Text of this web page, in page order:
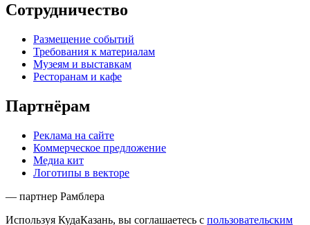
Сотрудничество
Размещение событий
Требования к материалам
Музеям и выставкам
Ресторанам и кафе
Партнёрам
Реклама на сайте
Коммерческое предложение
Медиа кит
Логотипы в векторе
— партнер Рамблера
Используя КудаКазань, вы соглашаетесь с пользовательским